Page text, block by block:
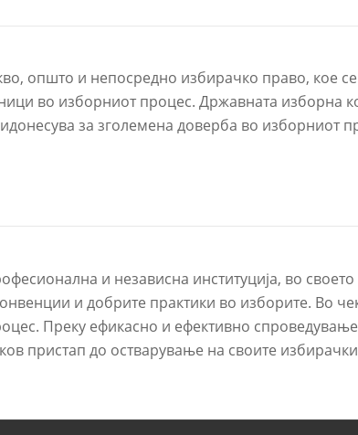
општо и непосредно избирачко право, кое
во изборниот процес. Државната изборна
за зголемена доверба во изборниот
и независна институција, во
и добрите практики во изборите. Во
Преку ефикасно и ефективно
пристап до остварување на своите